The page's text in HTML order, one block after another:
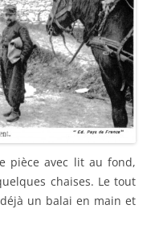
pièce avec lit au fond,
chaises. Le tout
un balai en main et